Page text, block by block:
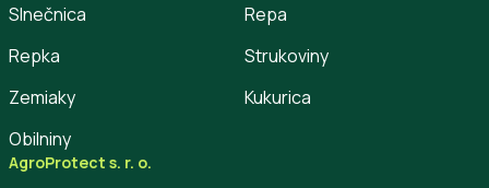
AgroProtect s. r. o.
Slnečnica
Repa
Repka
Strukoviny
Zemiaky
Kukurica
Obilniny